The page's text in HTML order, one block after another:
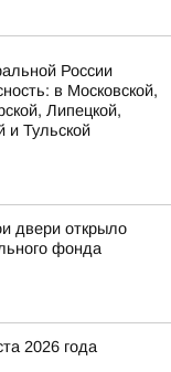
России
в Московской,
Липецкой,
и Тульской
двери открыло
фонда
2026 года